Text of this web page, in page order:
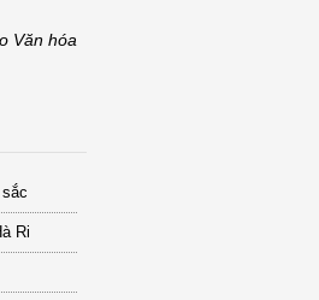
Văn hóa
Ri